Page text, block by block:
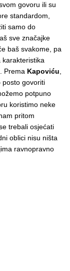
govoru ili su
standardom,
samo do
sve značajke
baš svakome, pa
karakteristika
Prema Kapoviću,
posto govoriti
potpuno
koristimo neke
pritom
trebali osjećati
oblici nisu ništa
ravnopravno